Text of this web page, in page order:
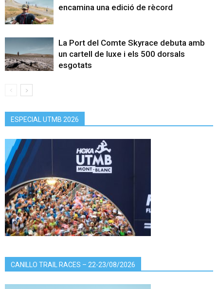
encamina una edició de rècord
La Port del Comte Skyrace debuta amb
un cartell de luxe i els 500 dorsals
esgotats
ESPECIAL UTMB 2026
CANILLO TRAIL RACES – 22-23/08/2026